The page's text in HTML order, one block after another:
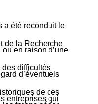
a été reconduit le
de la Recherche
en raison d’une
des difficultés
d’éventuels
de ces
entreprises qui